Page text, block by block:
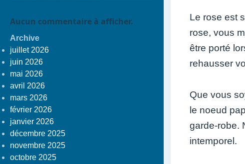
Aucun commentaire à afficher.
Archive
juillet 2026
juin 2026
mai 2026
avril 2026
mars 2026
février 2026
janvier 2026
décembre 2025
novembre 2025
octobre 2025
Le rose est
rose, vous
être porté
rehausser
Que vous
le noeud
garde-robe.
intemporel.